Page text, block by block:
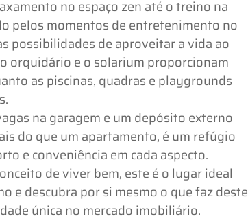
no espaço zen até o treino na
pelos momentos de entretenimento no
possibilidades de aproveitar a vida ao
orquidário e o solarium proporcionam
as piscinas, quadras e playgrounds
na garagem e um depósito externo
do que um apartamento, é um refúgio
e conveniência em cada aspecto.
de viver bem, este é o lugar ideal
e descubra por si mesmo o que faz deste
única no mercado imobiliário.